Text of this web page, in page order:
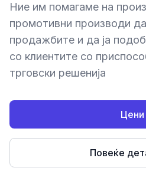
Ние им помагаме на
промотивни производи
продажбите и да ја
со клиентите со
трговски решенија
Цени
Повеќе